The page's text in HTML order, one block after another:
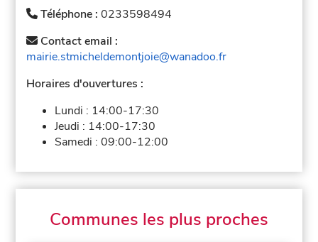
Téléphone :0233598494
Contact email :
mairie.stmicheldemontjoie@wanadoo.fr
Horaires d'ouvertures :
Lundi : 14:00-17:30
Jeudi : 14:00-17:30
Samedi :09:00-12:00
Communes les plus proches